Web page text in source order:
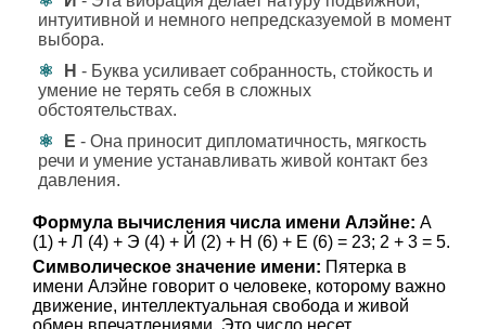
интуитивной и немного непредсказуемой в момент
выбора.
Н - Буква усиливает собранность, стойкость и
умение не терять себя в сложных
обстоятельствах.
Е - Она приносит дипломатичность, мягкость
речи и умение устанавливать живой контакт без
давления.
Формула вычисления числа имени Алэйне: А
(1) + Л (4) + Э (4) + Й (2) + Н (6) + Е (6) = 23; 2 + 3 = 5.
Символическое значение имени: Пятерка в
имени Алэйне говорит о человеке, которому важно
движение, интеллектуальная свобода и живой
обмен впечатлениями. Это число несет